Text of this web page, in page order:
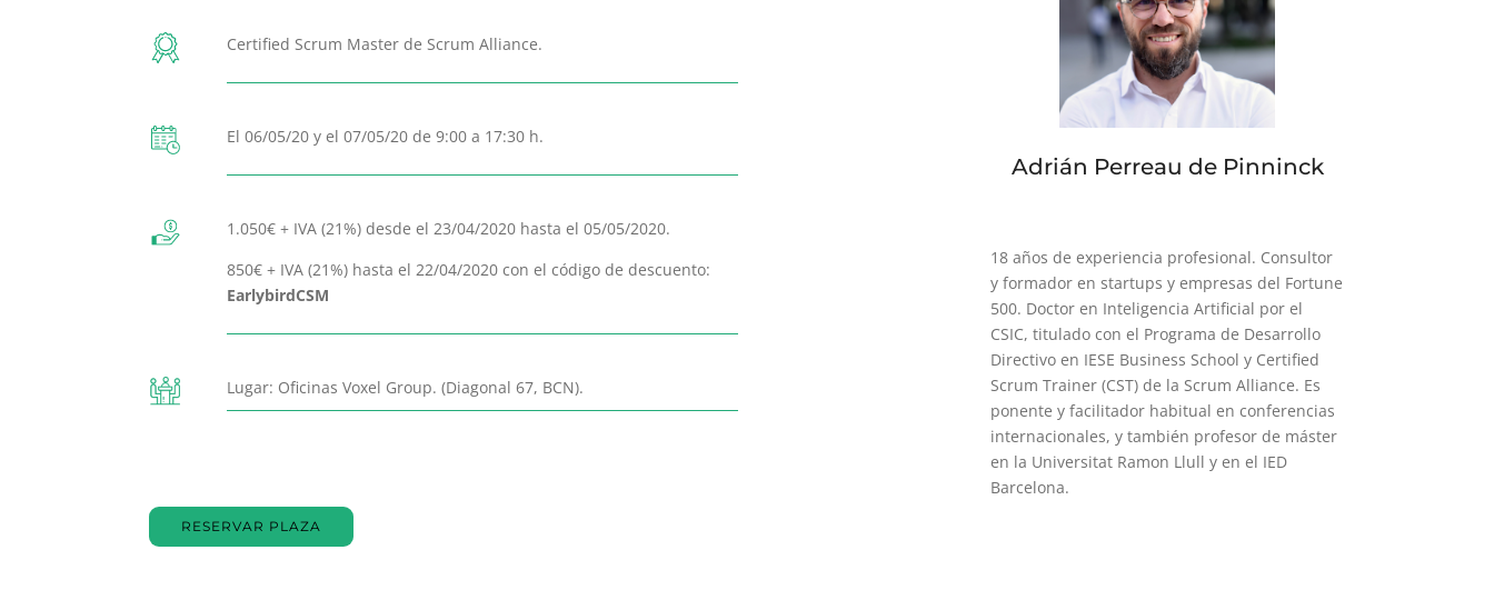
Certified Scrum Master de Scrum Alliance.
El 06/05/20 y el 07/05/20 de 9:00 a 17:30 h.
1.050€ + IVA (21%) desde el 23/04/2020 hasta el 05/05/2020.
850€ + IVA (21%) hasta el 22/04/2020 con el código de descuento:
EarlybirdCSM
Lugar: Oficinas Voxel Group. (Diagonal 67, BCN).
RESERVAR PLAZA
Adrián Perreau de Pinninck
18 años de experiencia profesional. Consultor
y formador en startups y empresas del Fortune
500. Doctor en Inteligencia Artificial por el
CSIC, titulado con el Programa de Desarrollo
Directivo en IESE Business School y Certified
Scrum Trainer (CST) de la Scrum Alliance. Es
ponente y facilitador habitual en conferencias
internacionales, y también profesor de máster
en la Universitat Ramon Llull y en el IED
Barcelona.